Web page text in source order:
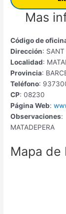
Mas
Código de
Dirección:
Localidad:
Provincia:
Teléfono:
CP: 08230
Página Web:
Observaciones:
MATADEPERA
Mapa de